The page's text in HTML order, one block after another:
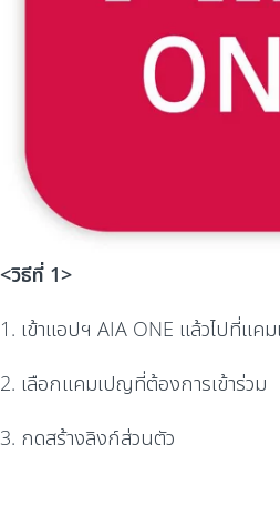
<วิธีที่ 1>
1. เข้าแอปฯ AIA ONE แล้วไปที่แค
2. เลือกแคมเปญที่ต้องการเข้าร่วม
3. กดสร้างลิงก์ส่วนตัว